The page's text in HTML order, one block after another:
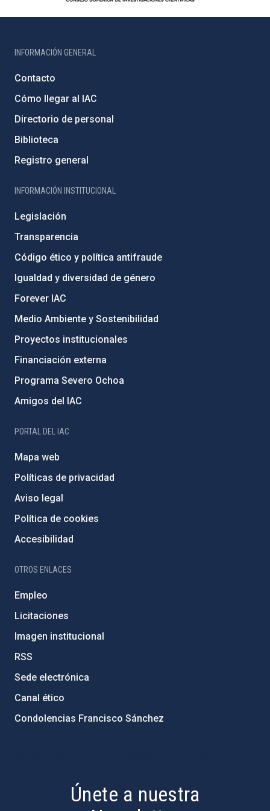
INFORMACIÓN GENERAL
Contacto
Cómo llegar al IAC
Directorio de personal
Biblioteca
Registro general
INFORMACIÓN INSTITUCIONAL
Legislación
Transparencia
Código ético y política antifraude
Igualdad y diversidad de género
Forever IAC
Medio Ambiente y Sostenibilidad
Proyectos institucionales
Financiación externa
Programa Severo Ochoa
Amigos del IAC
PORTAL DEL IAC
Mapa web
Políticas de privacidad
Aviso legal
Política de cookies
Accesibilidad
OTROS ENLACES
Empleo
Licitaciones
Imagen institucional
RSS
Sede electrónica
Canal ético
Condolencias Francisco Sánchez
Únete a nuestra